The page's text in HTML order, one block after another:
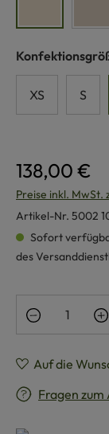
XS S
138,00 €
Preise inkl. MwSt.
Artikel-Nr. 5002
Sofort
des
Produkt
Auf die
Fragen